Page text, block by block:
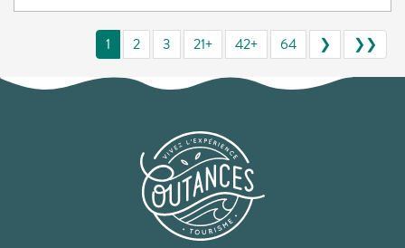
1 2 3 21+ 42+ 64 ❯ ❯❯